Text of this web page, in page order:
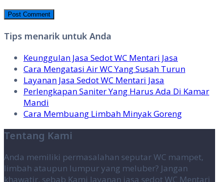
Tips menarik untuk Anda
Keunggulan Jasa Sedot WC Mentari Jasa
Cara Mengatasi Air WC Yang Susah Turun
Layanan Jasa Sedot WC Mentari Jasa
Perlengkapan Saniter Yang Harus Ada Di Kamar
Mandi
Cara Membuang Limbah Minyak Goreng
Tentang Kami
Anda memiliki permasalahan seputar WC mampet,
limbah ataupun lumpur yang meluber? Jangan
khawatir, sebab Kami layanan jasa sedot WC Mentari